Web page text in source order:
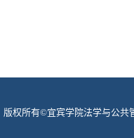
版权所有©宜宾学院法学与公共